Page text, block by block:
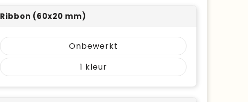
Ribbon (60x20 mm)
Onbewerkt
1